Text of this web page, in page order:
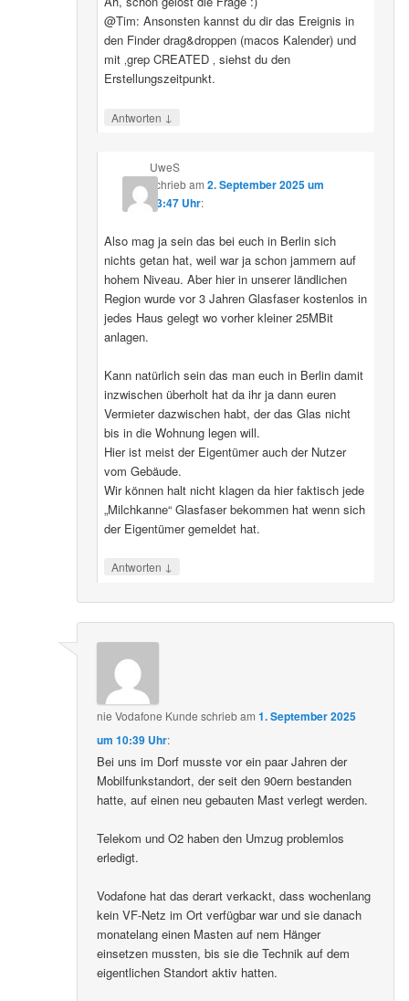
@Tim: Ansonsten kannst du dir das Ereignis in
den Finder drag&droppen (macos Kalender) und
mit ‚grep CREATED ‚ siehst du den
Erstellungszeitpunkt.
Antworten ↓
UweS
schriebam 2. September 2025 um
13:47 Uhr:
Also mag ja sein das bei euch in Berlin sich
nichts getan hat, weil war ja schon jammern auf
hohem Niveau. Aber hier in unserer ländlichen
Region wurde vor 3 Jahren Glasfaser kostenlos in
jedes Haus gelegt wo vorher kleiner 25MBit
anlagen.
Kann natürlich sein das man euch in Berlin damit
inzwischen überholt hat da ihr ja dann euren
Vermieter dazwischen habt, der das Glas nicht
bis in die Wohnung legen will.
Hier ist meist der Eigentümer auch der Nutzer
vom Gebäude.
Wir können halt nicht klagen da hier faktisch jede
„Milchkanne“ Glasfaser bekommen hat wenn sich
der Eigentümer gemeldet hat.
Antworten ↓
nie Vodafone Kunde schriebam1. September 2025
um 10:39 Uhr:
Bei uns im Dorf musste vor ein paar Jahren der
Mobilfunkstandort, der seit den 90ern bestanden
hatte, auf einen neu gebauten Mast verlegt werden.
Telekom und O2 haben den Umzug problemlos
erledigt.
Vodafone hat das derart verkackt, dass wochenlang
kein VF-Netz im Ort verfügbar war und sie danach
monatelang einen Masten auf nem Hänger
einsetzen mussten, bis sie die Technik auf dem
eigentlichen Standort aktiv hatten.